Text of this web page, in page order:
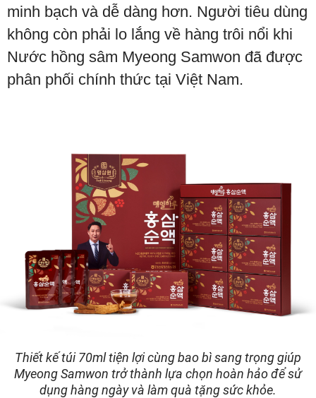
minh bạch và dễ dàng hơn. Người tiêu dùng
không còn phải lo lắng về hàng trôi nổi khi
Nước hồng sâm Myeong Samwon đã được
phân phối chính thức tại Việt Nam.
Thiết kế túi 70ml tiện lợi cùng bao bì sang trọng giúp
Myeong Samwon trở thành lựa chọn hoàn hảo để sử
dụng hàng ngày và làm quà tặng sức khỏe.